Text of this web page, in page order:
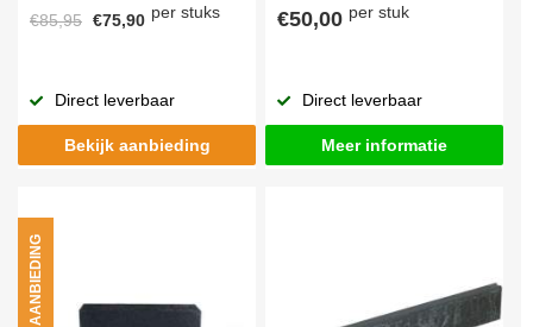
€85,95 €75,90 per stuks
Direct leverbaar
Bekijk aanbieding
€50,00 per stuk
Direct leverbaar
Meer informatie
AANBIEDING